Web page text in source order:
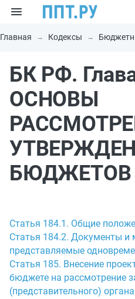
Главная Кодексы
БК РФ.
ОСНОВЫ
БЮДЖЕТОВ
Статья 184.1. Общие
Статья 184.2. Документы и
представляемые
Статья 185. Внесение
бюджете на рассмотрение
(представительного) органа